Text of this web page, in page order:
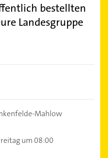
bestellten
Landesgruppe
Mahlow
um 08:00